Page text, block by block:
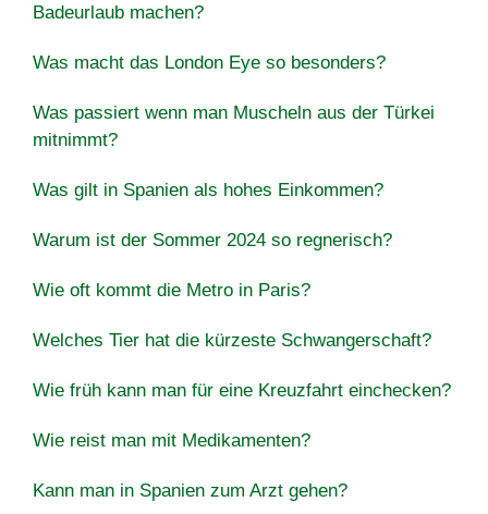
Badeurlaub machen?
Was macht das London Eye so besonders?
Was passiert wenn man Muscheln aus der Türkei
mitnimmt?
Was gilt in Spanien als hohes Einkommen?
Warum ist der Sommer 2024 so regnerisch?
Wie oft kommt die Metro in Paris?
Welches Tier hat die kürzeste Schwangerschaft?
Wie früh kann man für eine Kreuzfahrt einchecken?
Wie reist man mit Medikamenten?
Kann man in Spanien zum Arzt gehen?